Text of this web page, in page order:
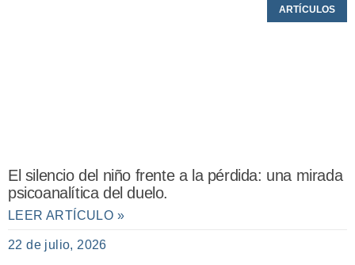
ARTÍCULOS
El silencio del niño frente a la pérdida: una mirada
psicoanalítica del duelo.
LEER ARTÍCULO »
22 de julio, 2026